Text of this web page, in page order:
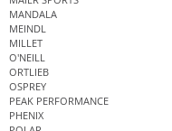
MANDALA
MEINDL
MILLET
O'NEILL
ORTLIEB
OSPREY
PEAK PERFORMANCE
PHENIX